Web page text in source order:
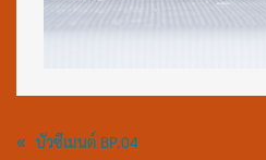
« บัวซีเมนต์ BP.04